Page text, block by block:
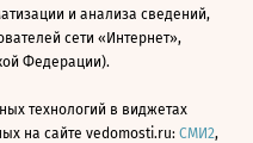
и анализа сведений,
сети «Интернет»,
Федерации).
технологий в виджетах
на сайте vedomosti.ru: СМИ2,